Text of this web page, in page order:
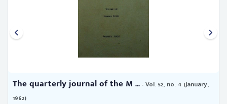
journal of the M ...- Vol. 52, no. 4 (January, The quarterly